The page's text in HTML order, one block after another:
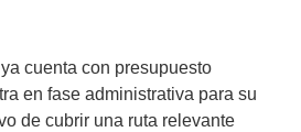
cuenta con presupuesto
en fase administrativa para su
de cubrir una ruta relevante